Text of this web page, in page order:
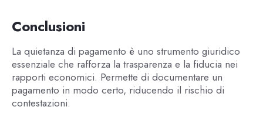
Conclusioni
La quietanza di pagamento è uno strumento giuridico
essenziale che rafforza la trasparenza e la fiducia nei
rapporti economici. Permette di documentare un
pagamento in modo certo, riducendo il rischio di
contestazioni.